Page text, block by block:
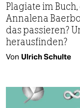
Plagiate im
Annalena
das passieren?
herausfinden?
Von Ulrich Schulte